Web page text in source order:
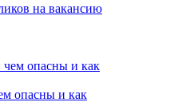
на вакансию
опасны и как